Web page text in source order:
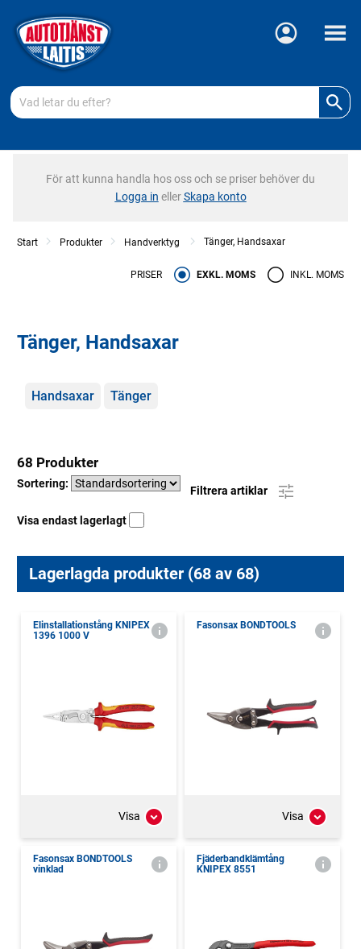
Meny
För att kunna handla hos oss och se priser behöver du
Logga in ellerSkapa konto
Start Produkter Handverktyg Tänger, Handsaxar
PRISER EXKL. MOMS INKL. MOMS
Tänger, Handsaxar
Kategorier
Handsaxar Tänger
68 Produkter
Sortering:
Filtrera artiklar
Visa endast lagerlagt
Lagerlagda produkter (68 av 68)
Elinstallationstång KNIPEX
1396 1000 V
Visa
Fasonsax BONDTOOLS
Visa
Fasonsax BONDTOOLS
vinklad
Fjäderbandklämtång
KNIPEX 8551